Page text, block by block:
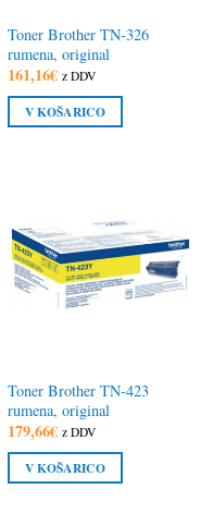
Toner Brother TN-326
rumena, original
161,16€ z DDV
V KOŠARICO
Toner Brother TN-423
rumena, original
179,66€ z DDV
V KOŠARICO